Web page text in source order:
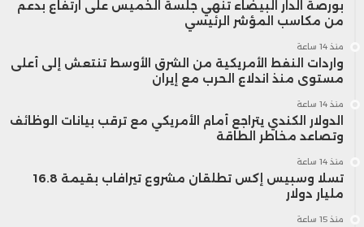
بورصة الدار البيضاء تنهي جلسة الخميس على ارتفاع بدعم
من مكاسب المؤشر الرئيسي
منذ 14 ساعة
واردات النفط الأمريكية من الشرق الأوسط تنتعش إلى أعلى
مستوى منذ اندلاع الحرب مع إيران
منذ 14 ساعة
الدولار الكندي يتراجع أمام الأمريكي مع ترقب بيانات الوظائف
وتصاعد مخاطر الطاقة
منذ 14 ساعة
تسلا وسبيس إكس تطلقان مشروع تيرافاب بقيمة 16.8
مليار دولار
منذ 15 ساعة